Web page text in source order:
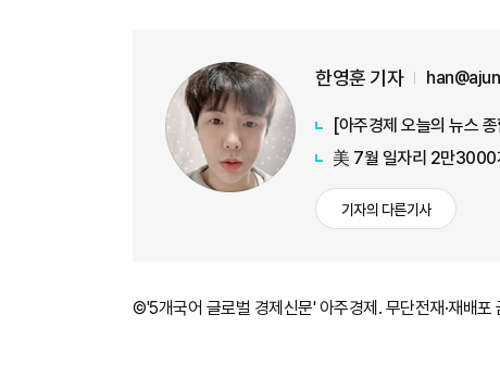
한영훈 기자
美 7월 일자리 2만3000
기자의 다른기사
©'5개국어 글로벌 경제신문' 아주경제. 무단전재·재배포